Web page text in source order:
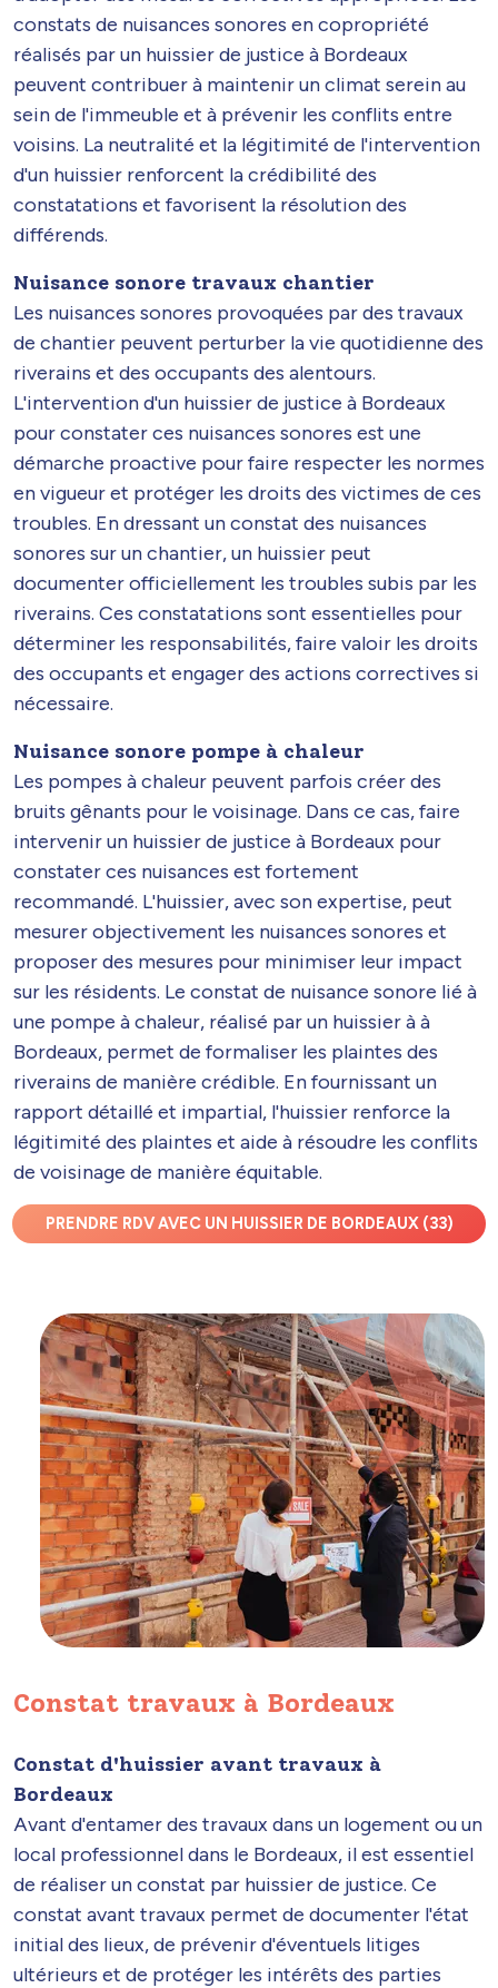
constats de nuisances sonores en copropriété
réalisés par un huissier de justice à Bordeaux
peuvent contribuer à maintenir un climat serein au
sein de l'immeuble et à prévenir les conflits entre
voisins. La neutralité et la légitimité de l'intervention
d'un huissier renforcent la crédibilité des
constatations et favorisent la résolution des
différends.
Nuisance sonore travaux chantier
Les nuisances sonores provoquées par des travaux
de chantier peuvent perturber la vie quotidienne des
riverains et des occupants des alentours.
L'intervention d'un huissier de justice à Bordeaux
pour constater ces nuisances sonores est une
démarche proactive pour faire respecter les normes
en vigueur et protéger les droits des victimes de ces
troubles. En dressant un constat des nuisances
sonores sur un chantier, un huissier peut
documenter officiellement les troubles subis par les
riverains. Ces constatations sont essentielles pour
déterminer les responsabilités, faire valoir les droits
des occupants et engager des actions correctives si
nécessaire.
Nuisance sonore pompe à chaleur
Les pompes à chaleur peuvent parfois créer des
bruits gênants pour le voisinage. Dans ce cas, faire
intervenir un huissier de justice à Bordeaux pour
constater ces nuisances est fortement
recommandé. L'huissier, avec son expertise, peut
mesurer objectivement les nuisances sonores et
proposer des mesures pour minimiser leur impact
sur les résidents. Le constat de nuisance sonore lié à
une pompe à chaleur, réalisé par un huissier à à
Bordeaux, permet de formaliser les plaintes des
riverains de manière crédible. En fournissant un
rapport détaillé et impartial, l'huissier renforce la
légitimité des plaintes et aide à résoudre les conflits
de voisinage de manière équitable.
PRENDRE RDV AVEC UN HUISSIER DE BORDEAUX (33)
Constat travaux à Bordeaux
Constat d'huissier avant travaux à
Bordeaux
Avant d'entamer des travaux dans un logement ou un
local professionnel dans le Bordeaux, il est essentiel
de réaliser un constat par huissier de justice. Ce
constat avant travaux permet de documenter l'état
initial des lieux, de prévenir d'éventuels litiges
ultérieurs et de protéger les intérêts des parties